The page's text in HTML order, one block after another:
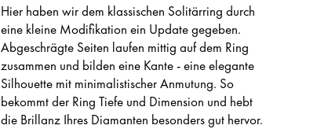
Hier haben wir dem klassischen Solitärring durch
eine kleine Modifikation ein Update gegeben.
Abgeschrägte Seiten laufen mittig auf dem Ring
zusammen und bilden eine Kante - eine elegante
Silhouette mit minimalistischer Anmutung. So
bekommt der Ring Tiefe und Dimension und hebt
die Brillanz Ihres Diamanten besonders gut hervor.